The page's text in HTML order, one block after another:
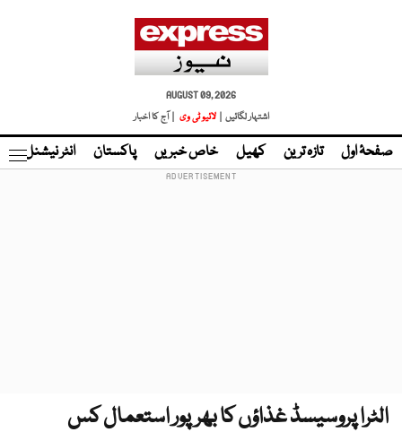
AUGUST 09, 2026
اشتہار لگائیں |
لائیو ٹی وی | آج کا اخبار
صفحۂ اول تازہ ترین کھیل خاص خبریں پاکستان انٹر نیشنل
الٹرا پروسیسڈ غذاؤں کا بھرپور استعمال کس